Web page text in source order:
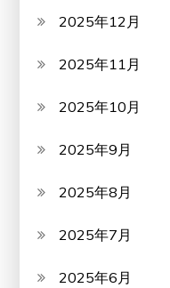
2025年12月
2025年11月
2025年10月
2025年9月
2025年8月
2025年7月
2025年6月